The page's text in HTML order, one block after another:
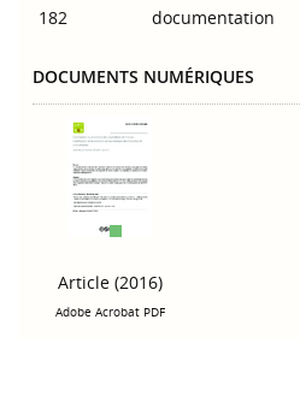
182
documentation
DOCUMENTS NUMÉRIQUES
Article (2016)
Adobe Acrobat PDF